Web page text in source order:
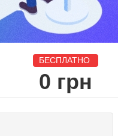
БЕСПЛАТНО
0 грн